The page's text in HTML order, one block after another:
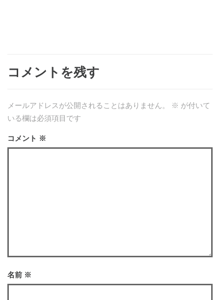
コメントを残す
メールアドレスが公開されることはありません。 ※ が付いて
いる欄は必須項目です
コメント ※
名前 ※